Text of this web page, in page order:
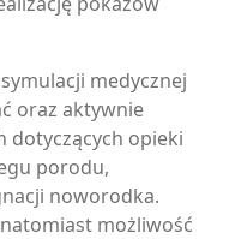
medycznej
oraz aktywnie
dotyczących opieki
porodu,
noworodka.
możliwość